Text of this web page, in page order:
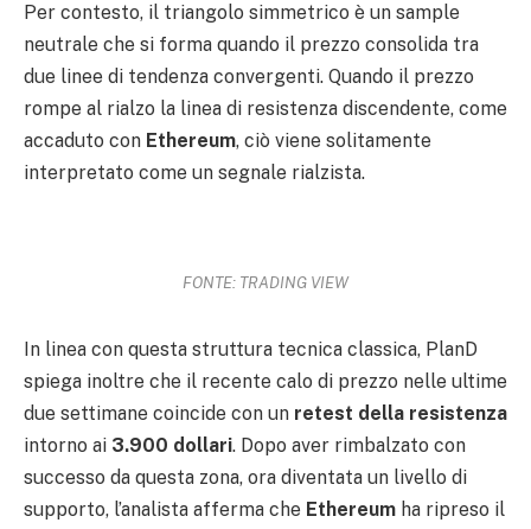
Per contesto, il triangolo simmetrico è un sample
neutrale che si forma quando il prezzo consolida tra
due linee di tendenza convergenti. Quando il prezzo
rompe al rialzo la linea di resistenza discendente, come
accaduto con Ethereum, ciò viene solitamente
interpretato come un segnale rialzista.
FONTE: TRADING VIEW
In linea con questa struttura tecnica classica, PlanD
spiega inoltre che il recente calo di prezzo nelle ultime
due settimane coincide con un retest della resistenza
intorno ai 3.900 dollari. Dopo aver rimbalzato con
successo da questa zona, ora diventata un livello di
supporto, l’analista afferma che Ethereum ha ripreso il